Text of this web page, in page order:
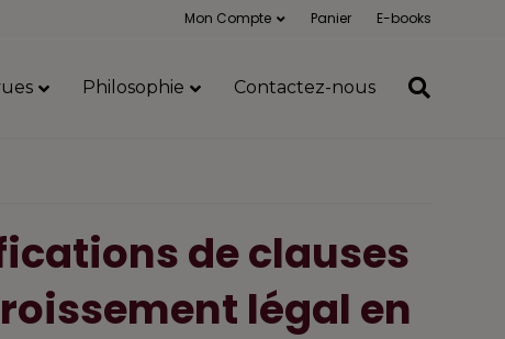
Mon Compte Panier E-books
Philosophie Contactez-nous
de clauses
légal en